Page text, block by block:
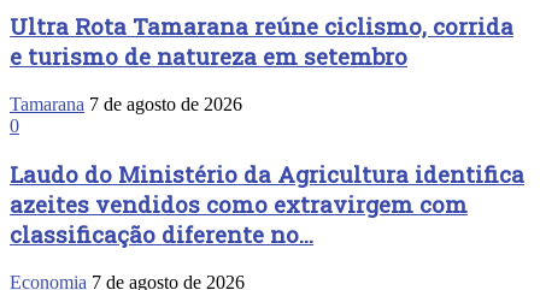
Ultra Rota Tamarana reúne ciclismo, corrida
e turismo de natureza em setembro
Tamarana 7 de agosto de 2026
0
Laudo do Ministério da Agricultura identifica
azeites vendidos como extravirgem com
classificação diferente no...
Economia 7 de agosto de 2026